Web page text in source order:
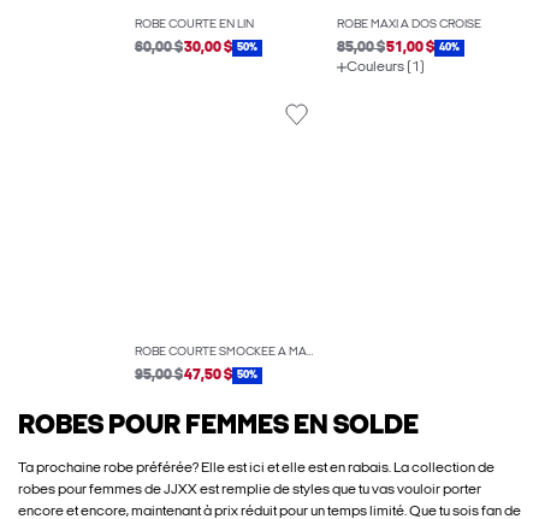
ROBE COURTE EN LIN
60,00 $30,00 $ 50%
ROBE MAXI À DOS CROISÉ
85,00 $51,00 $ 40%
Couleurs (1)
ROBE COURTE SMOCKÉE À MANCHES COURTES
95,00 $47,50 $ 50%
ROBES POUR FEMMES EN SOLDE
Ta prochaine robe préférée? Elle est ici et elle est en rabais. La collection de
robes pour femmes de JJXX est remplie de styles que tu vas vouloir porter
encore et encore, maintenant à prix réduit pour un temps limité. Que tu sois fan de